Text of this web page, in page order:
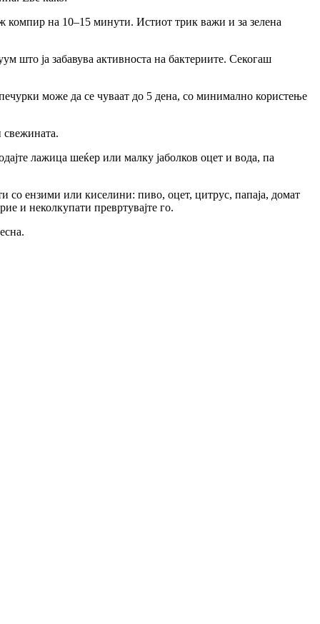
компир на 10–15 минути. Истиот трик важи и за зелена
што ја забавува активноста на бактериите. Секогаш
може да се чуваат до 5 дена, со минимално користење
свежината.
лажица шеќер или малку јаболков оцет и вода, па
ензими или киселини: пиво, оцет, цитрус, папаја, домат
и неколкупати превртувајте го.